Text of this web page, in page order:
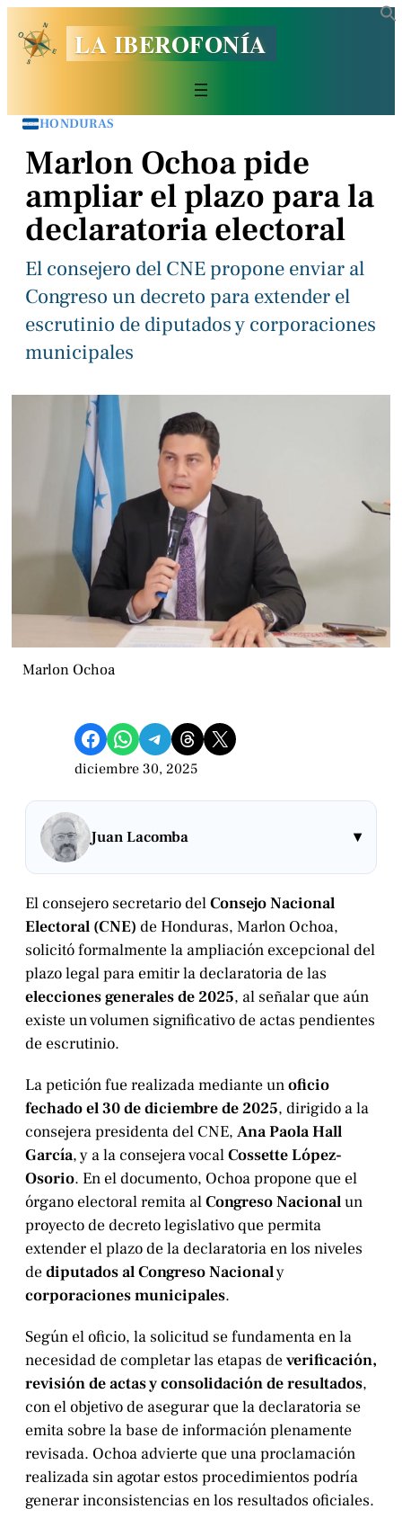
LA IBEROFONÍA
HONDURAS
Marlon Ochoa pide
ampliar el plazo para la
declaratoria electoral
El consejero del CNE propone enviar al
Congreso un decreto para extender el
escrutinio de diputados y corporaciones
municipales
Marlon Ochoa
Compartir en Facebook Compartir en WhatsApp Compartir en Telegram Share on Threads Compartir en X
diciembre 30, 2025
Juan Lacomba ▾
El consejero secretario delConsejo Nacional
Electoral (CNE) de Honduras, Marlon Ochoa,
solicitó formalmente la ampliación excepcional del
plazo legal para emitir la declaratoria de las
elecciones generales de 2025, al señalar que aún
existe un volumen significativo de actas pendientes
de escrutinio.
La petición fue realizada mediante unoficio
fechado el 30 de diciembre de 2025, dirigido a la
consejera presidenta del CNE, Ana Paola Hall
García, y a la consejera vocalCossette López-
Osorio. En el documento, Ochoa propone que el
órgano electoral remita alCongreso Nacionalun
proyecto de decreto legislativo que permita
extender el plazo de la declaratoria en los niveles
dediputados al Congreso Nacionaly
corporaciones municipales.
Según el oficio, la solicitud se fundamenta en la
necesidad de completar las etapas deverificación,
revisión de actas y consolidación de resultados,
con el objetivo de asegurar que la declaratoria se
emita sobre la base de información plenamente
revisada. Ochoa advierte que una proclamación
realizada sin agotar estos procedimientos podría
generar inconsistencias en los resultados oficiales.